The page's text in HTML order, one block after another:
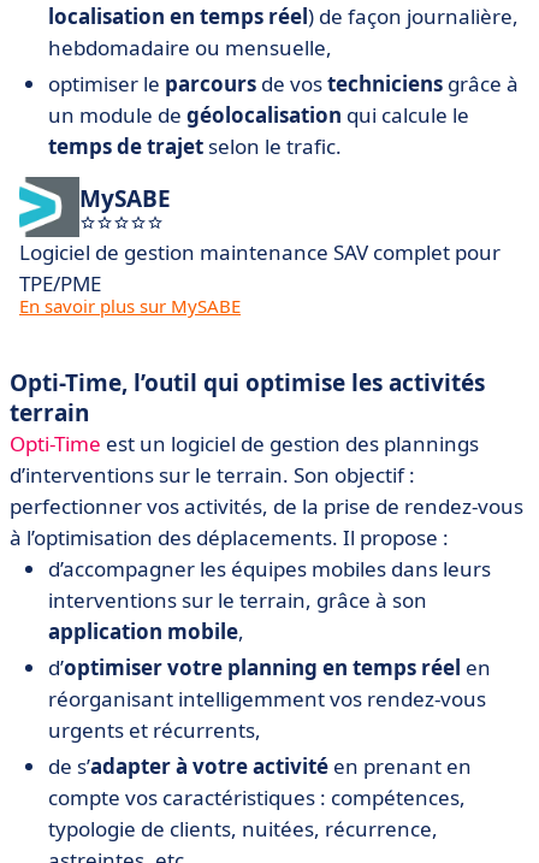
localisation en temps réel) de façon journalière,
hebdomadaire ou mensuelle,
optimiser le parcours de vostechniciens grâce à
un module de géolocalisation qui calcule le
temps de trajet selon le trafic.
MySABE
Logiciel de gestion maintenance SAV complet pour
TPE/PME
En savoir plus sur MySABE
Opti-Time, l’outil qui optimise les activités
terrain
Opti-Time est un logiciel de gestion des plannings
d’interventions sur le terrain. Son objectif :
perfectionner vos activités, de la prise de rendez-vous
à l’optimisation des déplacements. Il propose :
d’accompagner les équipes mobiles dans leurs
interventions sur le terrain, grâce à son
application mobile,
d’optimiser votre planning en temps réel en
réorganisant intelligemment vos rendez-vous
urgents et récurrents,
de s’adapter à votre activité en prenant en
compte vos caractéristiques : compétences,
typologie de clients, nuitées, récurrence,